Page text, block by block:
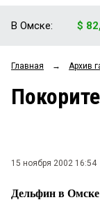
ОБЩЕСТВО
ЗАКОН
ПРОИСШЕСТВИЯ
СТИЛЬ ЖИЗНИ
В Омске: $
Главная → Архив
15 ноября 2002 16:54
Дельфин в Омске